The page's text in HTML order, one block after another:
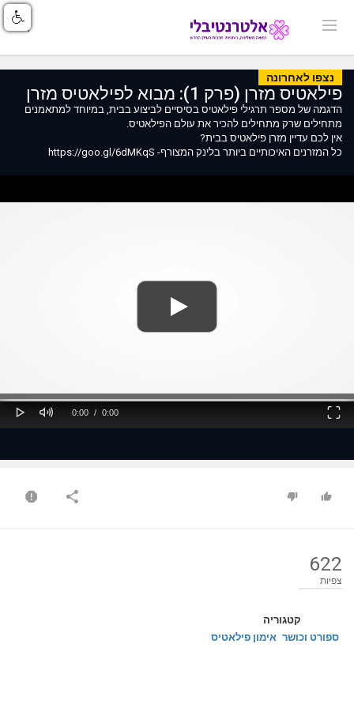
נצפו לאחרונה
פילאטיס מזרן (פרק 1): מבוא לפילאטיס מזרן
הדגמה של מספר תרגילי פילאטיס בסיסיים לביצוע בבית, במיוחד למתאמנים
מתחילים שרק מתחילים להכיר את עולם הפילאטיס.
אין לכם עדיין מזרן פילאטיס בבית?
כל המזרנים האיכותיים ביותר בלינק המצורף- https://goo.gl/6dMKqS
Play Mute
Current
0:00 /
Duration
0:00
Fullscreen
622
צפיות
קטגוריה
ספורט וכושר אימון פילאטיס